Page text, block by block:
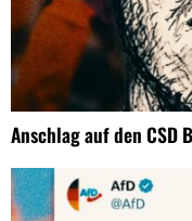
Anschlag auf den CSD